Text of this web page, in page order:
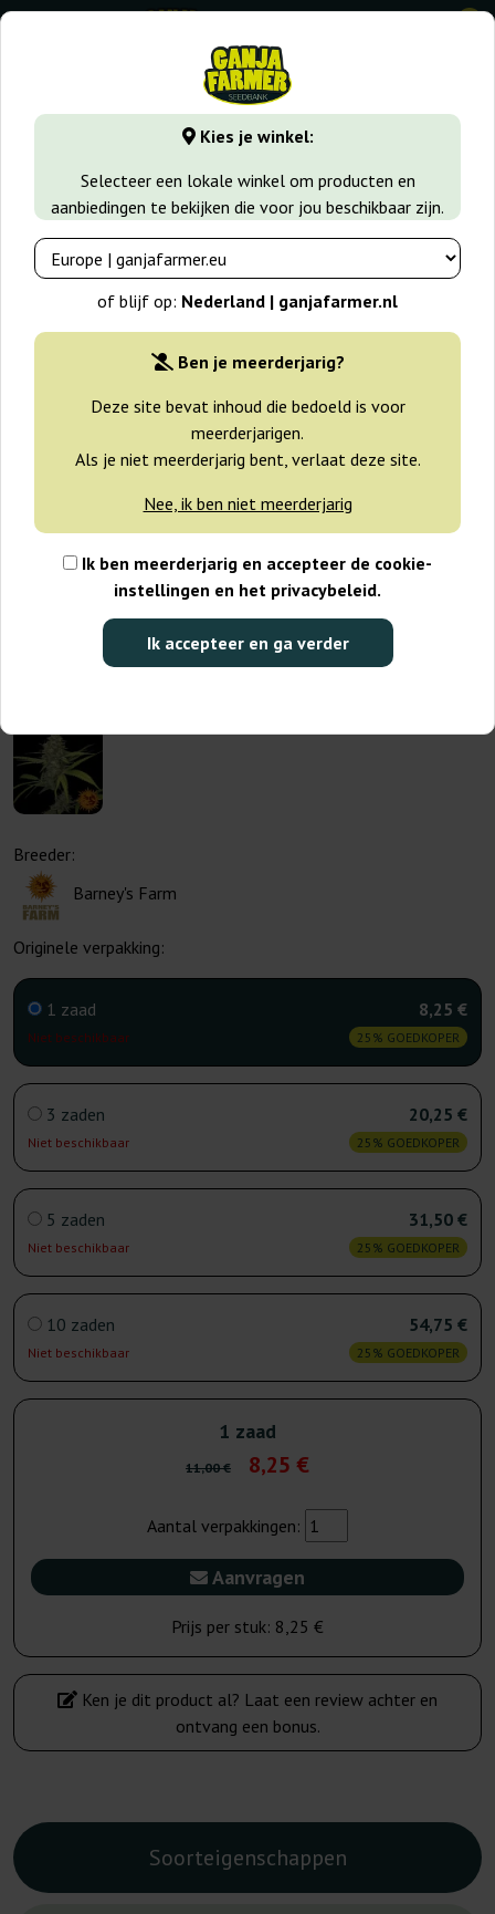
Kies je winkel:
Selecteer een lokale winkel om producten en
aanbiedingen te bekijken die voor jou beschikbaar zijn.
of blijf op: Nederland | ganjafarmer.nl
Ben je meerderjarig?
Deze site bevat inhoud die bedoeld is voor
meerderjarigen.
Als je niet meerderjarig bent, verlaat deze site.
Nee, ik ben niet meerderjarig
Ik ben meerderjarig en accepteer de cookie-
instellingen en het privacybeleid.
Ik accepteer en ga verder
0
GanjaFarmer.nl Wiet soorten Haze G13 Haze
-25%
+gratisie
Breeder:
Barney's Farm
Originele verpakking:
1 zaad
Niet beschikbaar
8,25 €
25% GOEDKOPER
3 zaden
Niet beschikbaar
20,25 €
25% GOEDKOPER
5 zaden
Niet beschikbaar
31,50 €
25% GOEDKOPER
10 zaden
Niet beschikbaar
54,75 €
25% GOEDKOPER
1 zaad
11,00 € 8,25 €
Aantal verpakkingen:
Aanvragen
Prijs per stuk: 8,25 €
Ken je dit product al? Laat een review achter en
ontvang een bonus.
Soorteigenschappen